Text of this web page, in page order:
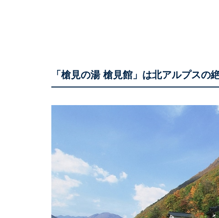
「槍見の湯 槍見館」は北アルプスの